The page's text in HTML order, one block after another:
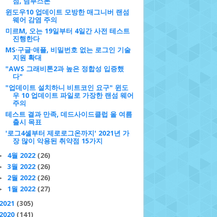
윈도우10 업데이트 모방한 매그니버 랜섬
웨어 감염 주의
미르M, 오는 19일부터 4일간 사전 테스트
진행한다
MS·구글·애플, 비밀번호 없는 로그인 기술
지원 확대
"AWS 그래비톤2과 높은 정합성 입증했
다"
"업데이트 설치하니 비트코인 요구" 윈도
우 10 업데이트 파일로 가장한 랜섬 웨어
주의
테스트 결과 만족, 데드사이드클럽 올 여름
출시 목표
'로그4셸부터 제로로그온까지' 2021년 가
장 많이 악용된 취약점 15가지
4월 2022 (26)
3월 2022 (26)
2월 2022 (26)
1월 2022 (27)
(305)
(141)